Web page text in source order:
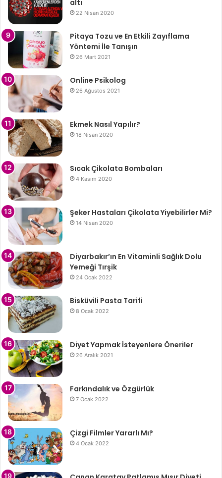
altı
22 Nisan 2020
Pitaya Tozu ve En Etkili Zayıflama
Yöntemi İle Tanışın
26 Mart 2021
Online Psikolog
26 Ağustos 2021
Ekmek Nasıl Yapılır?
18 Nisan 2020
Sıcak Çikolata Bombaları
4 Kasım 2020
Şeker Hastaları Çikolata Yiyebilirler Mi?
14 Nisan 2020
Diyarbakır’ın En Vitaminli Sağlık Dolu
Yemeği Tırşik
24 Ocak 2022
Bisküvili Pasta Tarifi
8 Ocak 2022
Diyet Yapmak İsteyenlere Öneriler
26 Aralık 2021
Farkındalık ve Özgürlük
7 Ocak 2022
Çizgi Filmler Yararlı Mı?
4 Ocak 2022